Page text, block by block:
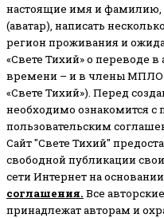
настоящие имя и фамилию,
(аватар), написать
регион проживания и
«Свете Тихий» о переводе
времени – и в члены МПЛО
«Свете Тихий»). Перед
необходимо ознакомится с
пользовательским
Сайт "Свете Тихий"
свободной публикации
сети Интернет на основании
соглашения. Все
принадлежат авторам и